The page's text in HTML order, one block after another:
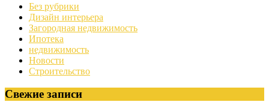
Без рубрики
Дизайн интерьера
Загородная недвижимость
Ипотека
недвижимость
Новости
Строительство
Свежие записи